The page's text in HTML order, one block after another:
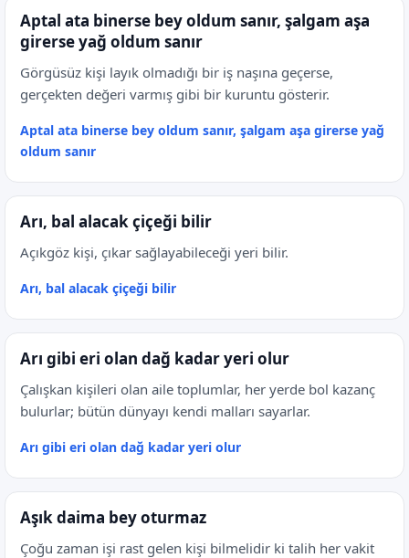
Aptal ata binerse bey oldum sanır, şalgam aşa
girerse yağ oldum sanır
Görgüsüz kişi layık olmadığı bir iş naşına geçerse,
gerçekten değeri varmış gibi bir kuruntu gösterir.
Aptal ata binerse bey oldum sanır, şalgam aşa girerse yağ
oldum sanır
Arı, bal alacak çiçeği bilir
Açıkgöz kişi, çıkar sağlayabileceği yeri bilir.
Arı, bal alacak çiçeği bilir
Arı gibi eri olan dağ kadar yeri olur
Çalışkan kişileri olan aile toplumlar, her yerde bol kazanç
bulurlar; bütün dünyayı kendi malları sayarlar.
Arı gibi eri olan dağ kadar yeri olur
Aşık daima bey oturmaz
Çoğu zaman işi rast gelen kişi bilmelidir ki talih her vakit